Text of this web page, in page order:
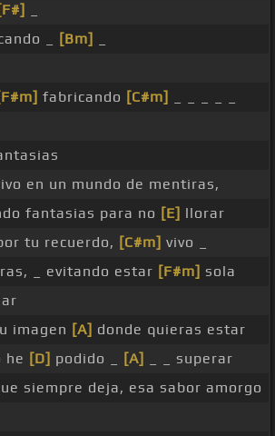
[F#]
_ [Bm]
fabricando [C#m]
en un mundo de mentiras,
fantasias para no [E] llorar
tu recuerdo, [C#m] vivo _
_ evitando estar [F#m] sola
imagen [A] donde quieras estar
he [D] podido _ [A]
_ _ superar
siempre deja, esa sabor amorgo